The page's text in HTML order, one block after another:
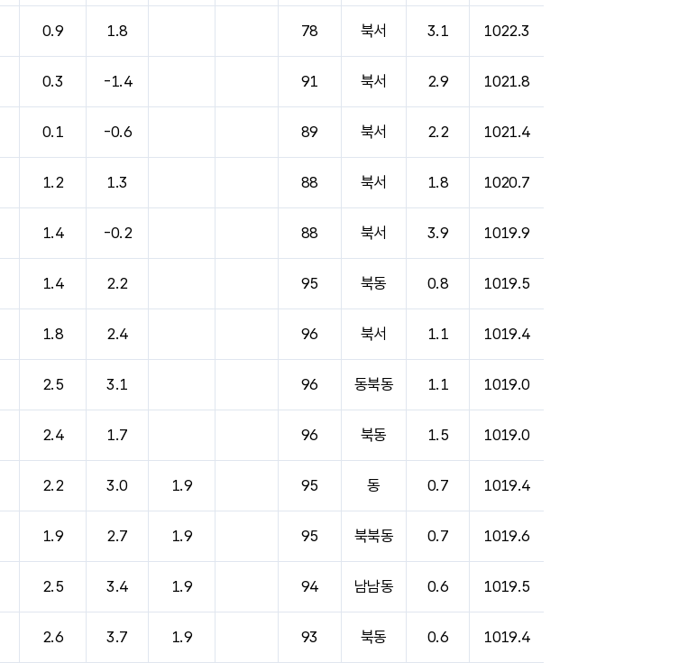
0.9 1.8 78 북서 3.1 1022.3
0.3 -1.4 91 북서 2.9 1021.8
0.1 -0.6 89 북서 2.2 1021.4
1.2 1.3 88 북서 1.8 1020.7
1.4 -0.2 88 북서 3.9 1019.9
1.4 2.2 95 북동 0.8 1019.5
1.8 2.4 96 북서 1.1 1019.4
2.5 3.1 96 동북동 1.1 1019.0
2.4 1.7 96 북동 1.5 1019.0
2.2 3.0 1.9 95 동 0.7 1019.4
1.9 2.7 1.9 95 북북동 0.7 1019.6
2.5 3.4 1.9 94 남남동 0.6 1019.5
2.6 3.7 1.9 93 북동 0.6 1019.4